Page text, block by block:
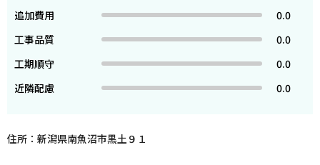
追加費用
0.0
工事品質
0.0
工期順守
0.0
近隣配慮
0.0
住所：新潟県南魚沼市黒土９１